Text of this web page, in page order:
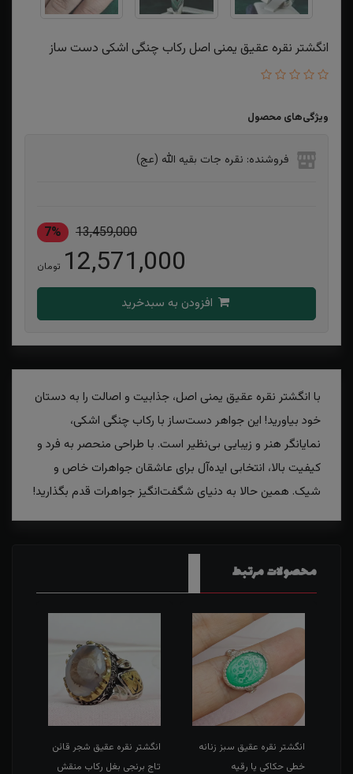
انگشتر نقره عقیق یمنی اصل رکاب چنگی اشکی دست ساز
ویژگی‌های محصول
فروشنده: نقره جات بقیه الله (عج)
13,459,000
7%
12,571,000 تومان
با انگشتر نقره عقیق یمنی اصل، جذابیت و اصالت را به دستان
خود بیاورید! این جواهر دست‌ساز با رکاب چنگی اشکی،
نمایانگر هنر و زیبایی بی‌نظیر است. با طراحی منحصر به فرد و
کیفیت بالا، انتخابی ایده‌آل برای عاشقان جواهرات خاص و
شیک. همین حالا به دنیای شگفت‌انگیز جواهرات قدم بگذارید!
محصولات مرتبط
انگشتر نقره عقیق سبز زنانه
خطی حکاکی یا رقیه
انگشتر نقره عقیق شجر قائن
تاج برنجی بغل رکاب منقش